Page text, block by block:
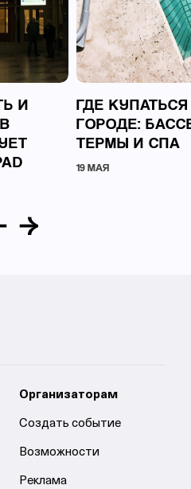
И
ГДЕ
ГОРОДЕ:
ТЕРМЫ И СПА
19 МАЯ
Организаторам
Создать событие
Возможности
Реклама